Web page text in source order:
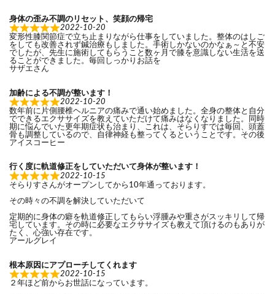
身体の歪み不調のリセット、笑顔の帰宅
2022-10-20
変形性膝関節症で立ち止まりながら仕事をしていました。整体のはしご
をしても改善されず鍼治療もしました。手術しかないのかなぁ～と不安
でしたが、先生に施術してもらうこと数ヶ月で膝を意識しない生活を送
ることができました。毎回しっかりお話を
サザエさん
加齢による不調が整います！
2022-10-20
数年前に片側腰椎ヘルニアの痛みで通い始めました。全身の整体と自分
でできるエクササイズを教えていただけて痛みはなくなりました。同時
期に悩んでいた更年期症状も治まり、これは、そらりすでは毎回、頭蓋
骨も調整しているので、自律神経も整ってくるということです。その後
アイスコーヒー
行く度に軌道修正をしていただいて身体が整います！
2022-10-15
そらりすさんがオープンしてから10年通っております。
その時々の不調を解決していただいて
定期的に身体の癖を軌道修正してもらい浮腫みや重さがスッキリして帰
宅しています。その時に必要なエクササイズも教えて頂けるのもありが
たく、心強い存在です。
アールグレイ
根本原因にアプローチしてくれます
2022-10-15
２年ほど前からお世話になっています。